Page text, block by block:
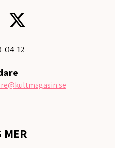
04-12
@kultmagasin.se
MER